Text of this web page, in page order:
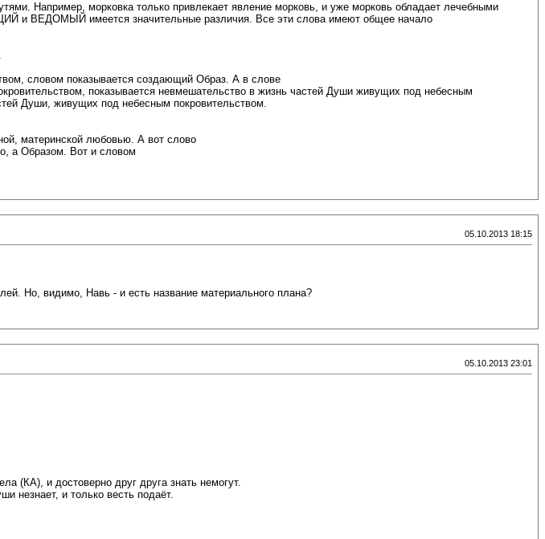
Например, морковка только привлекает явление морковь, и уже морковь обладает лечебными
и ВЕДОМЫЙ имеется значительные различия. Все эти слова имеют общее начало
словом показывается создающий Образ. А в слове
показывается невмешательство в жизнь частей Души живущих под небесным
Души, живущих под небесным покровительством.
материнской любовью. А вот слово
а Образом. Вот и словом
05.10.2013 18:15
Но, видимо, Навь - и есть название материального плана?
05.10.2013 23:01
(КА), и достоверно друг друга знать немогут.
незнает, и только весть подаёт.